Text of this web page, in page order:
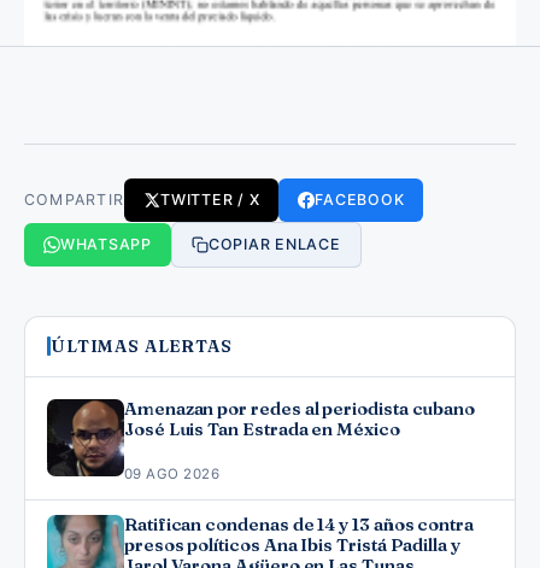
COMPARTIR TWITTER / X FACEBOOK
WHATSAPP COPIAR ENLACE
ÚLTIMAS ALERTAS
Amenazan por redes al periodista cubano
José Luis Tan Estrada en México
09 AGO 2026
Ratifican condenas de 14 y 13 años contra
presos políticos Ana Ibis Tristá Padilla y